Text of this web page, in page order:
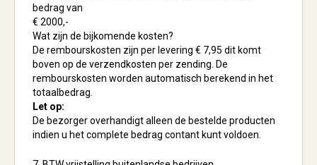
bedrag van
€ 2000,-
Wat zijn de bijkomende kosten?
De rembourskosten zijn per levering € 7,95 dit komt
boven op de verzendkosten per zending. De
rembourskosten worden automatisch berekend in het
totaalbedrag.
Let op:
De bezorger overhandigt alleen de bestelde producten
indien u het complete bedrag contant kunt voldoen.